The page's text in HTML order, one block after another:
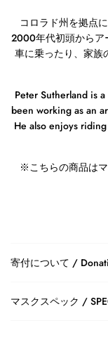
コロラド州を拠点
2000年代初頭からア
車に乗ったり、家族
Peter Sutherland is
been working as an
He also enjoys
※こちらの商品は
寄付について /
マスクスペック /